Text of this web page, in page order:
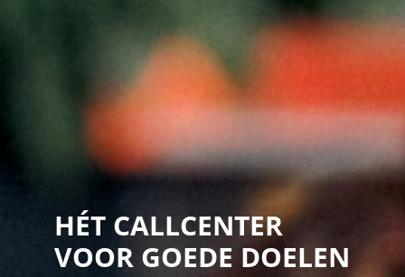
HÉT CALLCENTER
VOOR GOEDE DOELEN